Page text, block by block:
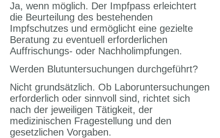
Ja, wenn möglich. Der Impfpass erleichtert
die Beurteilung des bestehenden
Impfschutzes und ermöglicht eine gezielte
Beratung zu eventuell erforderlichen
Auffrischungs- oder Nachholimpfungen.
Werden Blutuntersuchungen durchgeführt?
Nicht grundsätzlich. Ob Laboruntersuchungen
erforderlich oder sinnvoll sind, richtet sich
nach der jeweiligen Tätigkeit, der
medizinischen Fragestellung und den
gesetzlichen Vorgaben.